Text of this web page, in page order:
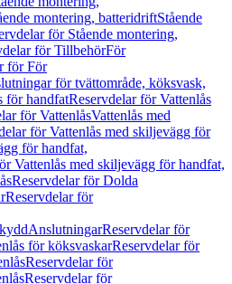
montering, batteridriftStående
för Stående montering,
för TillbehörFör
för För
för tvättområde, köksvask,
för handfatReservdelar för Vattenlås
för VattenlåsVattenlås med
för Vattenlås med skiljevägg för
för handfat,
Vattenlås med skiljevägg för handfat,
Reservdelar för Dolda
Reservdelar för
AnslutningarReservdelar för
för köksvaskarReservdelar för
Reservdelar för
Reservdelar för